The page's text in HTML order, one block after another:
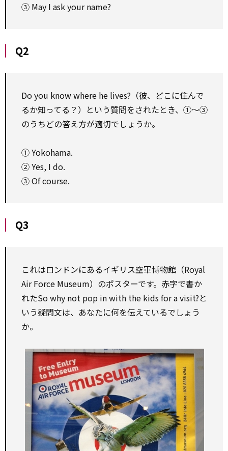
③ May I ask your name?
Q2
Do you know where he lives?（彼、どこに住んで
るか知ってる？）という質問をされたとき、①～③
のうちどの答え方が適切でしょうか。
① Yokohama.
② Yes, I do.
③ Of course.
Q3
これはロンドンにあるイギリス空軍博物館（Royal
Air Force Museum）のポスターです。赤字で書か
れたSo why not pop in with the kids for a visit?と
いう疑問文は、あなたに何を伝えているでしょう
か。